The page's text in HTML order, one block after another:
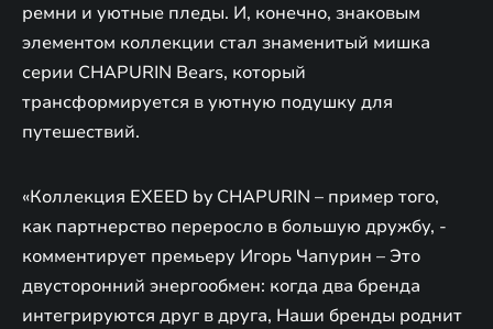
ремни и уютные пледы. И, конечно, знаковым
элементом коллекции стал знаменитый мишка
серии CHAPURIN Bears, который
трансформируется в уютную подушку для
путешествий.
«Коллекция EXEED by CHAPURIN – пример того,
как партнерство переросло в большую дружбу, -
комментирует премьеру Игорь Чапурин – Это
двусторонний энергообмен: когда два бренда
интегрируются друг в друга, Наши бренды роднит